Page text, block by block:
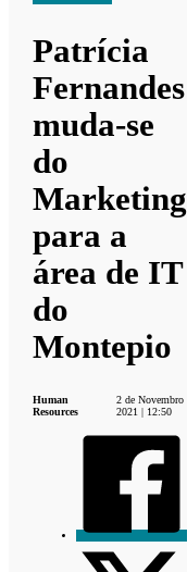
Patrícia
Fernandes
muda-se
do
Marketing
para a
área de IT
do
Montepio
Human
Resources
2 de Novembro
2021 | 12:50